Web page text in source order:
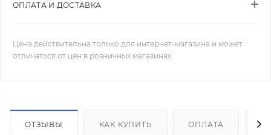
ОПЛАТА И ДОСТАВКА
Цена действительна только для интернет-магазина и может
отличаться от цен в розничных магазинах
ОТЗЫВЫ КАК КУПИТЬ ОПЛАТА